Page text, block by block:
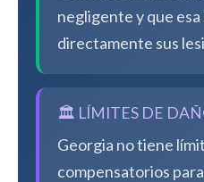
negligente y que
directamente sus
🏛️ LÍMITES DE
Georgia no tiene
compensatorios